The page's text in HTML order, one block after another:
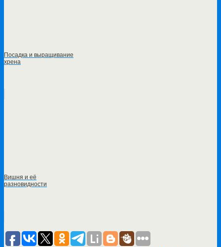
Посадка и выращивание
хрена
Вишня и её
разновидности